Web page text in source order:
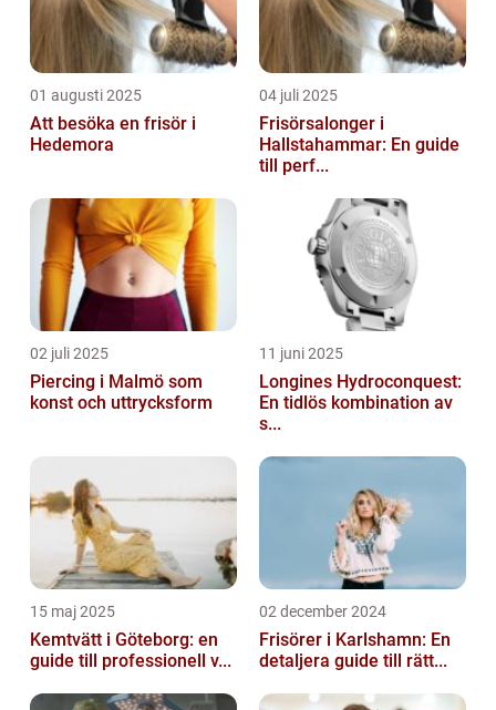
01 augusti 2025
Att besöka en frisör i
Hedemora
04 juli 2025
Frisörsalonger i
Hallstahammar: En guide
till perf...
02 juli 2025
Piercing i Malmö som
konst och uttrycksform
11 juni 2025
Longines Hydroconquest:
En tidlös kombination av
s...
15 maj 2025
Kemtvätt i Göteborg: en
guide till professionell v...
02 december 2024
Frisörer i Karlshamn: En
detaljera guide till rätt...